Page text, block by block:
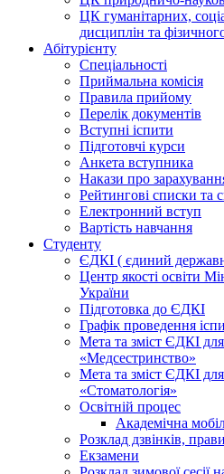
ЦК гуманітарних,
дисциплін та
Абітурієнту
Спеціальності
Приймальна комісія
Правила прийому
Перелік документів
Вступні іспити
Підготовчі курси
Анкета вступника
Накази про
Рейтингові списки та
Електронний вступ
Вартість навчання
Студенту
ЄДКІ ( єдиний
Центр якості освіти
України
Підготовка до ЄДКІ
Графік проведення
Мета та зміст ЄДКІ для
«Медсестринство»
Мета та зміст ЄДКІ для
«Стоматологія»
Освітній процес
Академічна
Розклад дзвінків,
Екзамени